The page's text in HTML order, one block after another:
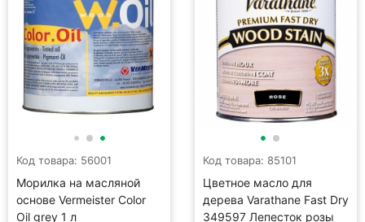
Код товара: 56001
Морилка на масляной
основе Vermeister Color
Oil grey 1 л
Код товара: 85101
Цветное масло для
дерева Varathane Fast Dry
349597 Лепесток розы